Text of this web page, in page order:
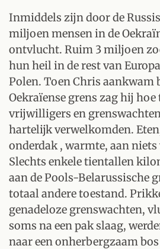
Inmiddels zijn door de
miljoen mensen in de
ontvlucht. Ruim 3 miljoen
hun heil in de rest van
Polen. Toen Chris aankwam
Oekraïense grens zag hij hoe
vrijwilligers en
hartelijk verwelkomden.
onderdak , warmte, aan niets
Slechts enkele tientallen
aan de Pools-Belarussische
totaal andere toestand.
genadeloze grenswachten,
soms na een pak slaag,
naar een onherbergzaam